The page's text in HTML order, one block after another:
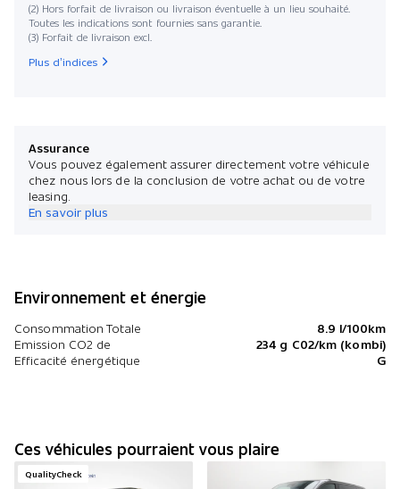
(2) Hors forfait de livraison ou livraison éventuelle à un lieu souhaité.
Toutes les indications sont fournies sans garantie.
(3) Forfait de livraison excl.
Plus d’indices
Assurance
Vous pouvez également assurer directement votre véhicule
chez nous lors de la conclusion de votre achat ou de votre
leasing.
En savoir plus
Environnement et énergie
Consommation Totale
8.9 l/100km
Emission CO2 de
234 g C02/km (kombi)
Efficacité énergétique
G
Ces véhicules pourraient vous plaire
QualityCheck